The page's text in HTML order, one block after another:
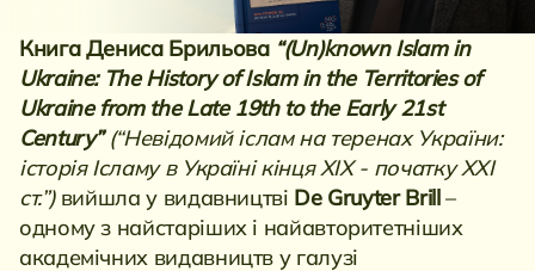
Книга Дениса Брильова“(Un)known Islam in
Ukraine: The History of Islam in the Territories of
Ukraine from the Late 19th to the Early 21st
Century”(“Невідомий іслам на теренах України:
історія Ісламу в Україні кінця XIX - початку XXI
ст.”)вийшла у видавництві De Gruyter Brill–
одному з найстаріших і найавторитетніших
академічних видавництв у галузі